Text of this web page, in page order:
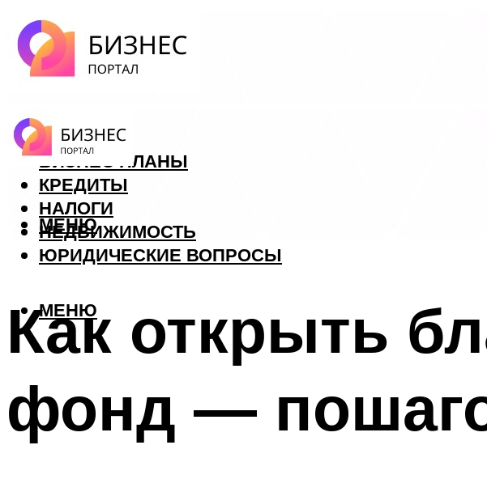
ФОРЕКС
БИЗНЕС ПЛАНЫ
КРЕДИТЫ
НАЛОГИ
НЕДВИЖИМОСТЬ
ЮРИДИЧЕСКИЕ ВОПРОСЫ
МЕНЮ
МЕНЮ
Как открыть
фонд —